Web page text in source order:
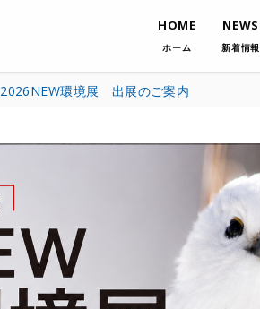
HOME
ホーム
NEWS
新着情報
2026NEW環境展 出展のご案内